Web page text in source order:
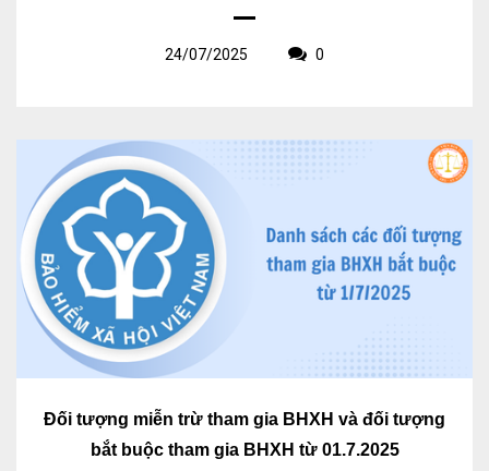
24/07/2025 0
Đối tượng miễn trừ tham gia BHXH và đối tượng
bắt buộc tham gia BHXH từ 01.7.2025